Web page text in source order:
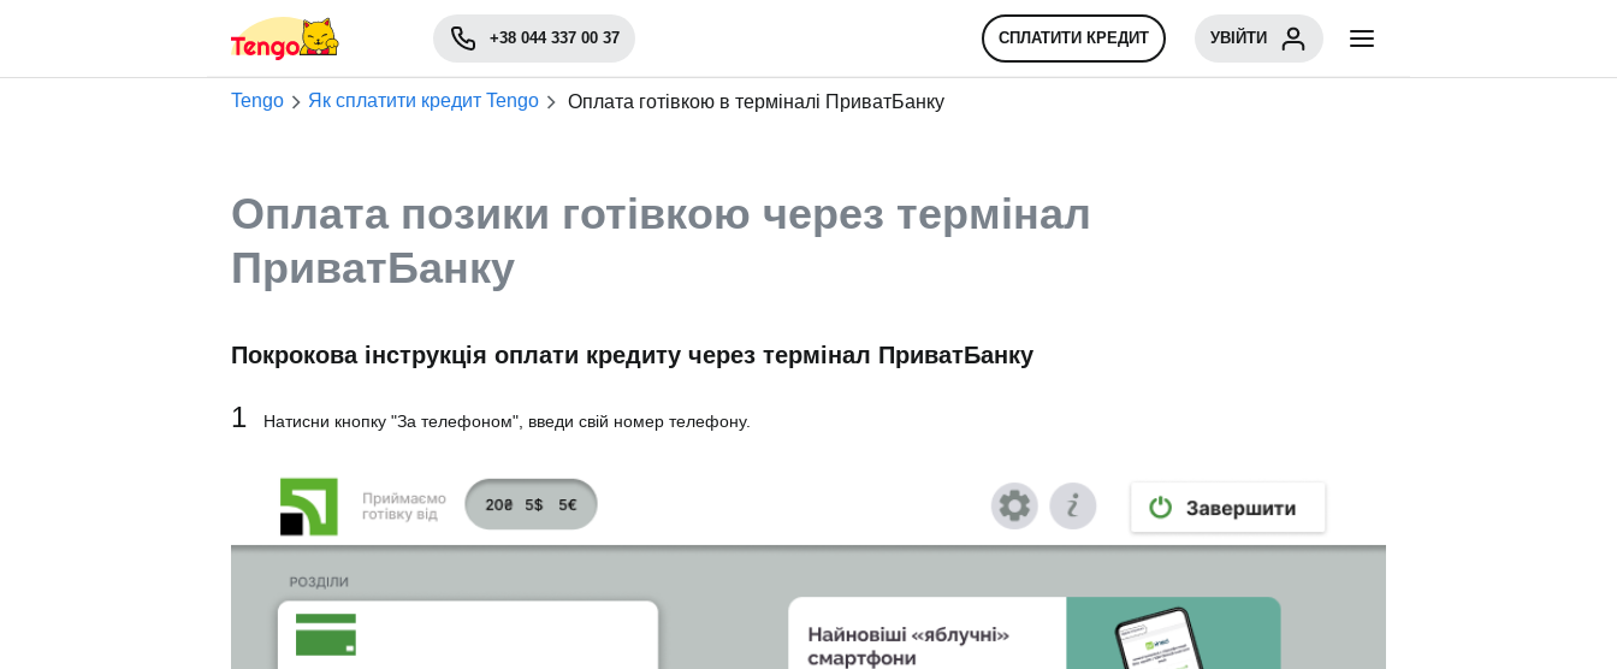
+38 044 337 00 37 СПЛАТИТИ КРЕДИТ УВІЙТИ
Tengo Як сплатити кредит Tengo Оплата готівкою в терміналі ПриватБанку
Оплата позики готівкою через термінал
ПриватБанку
Покрокова інструкція оплати кредиту через термінал ПриватБанку
1 Натисни кнопку "За телефоном", введи свій номер телефону.